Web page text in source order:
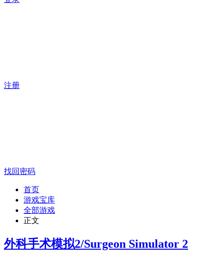
注册
找回密码
首页
游戏宝库
全部游戏
正文
外科手术模拟2/Surgeon Simulator 2